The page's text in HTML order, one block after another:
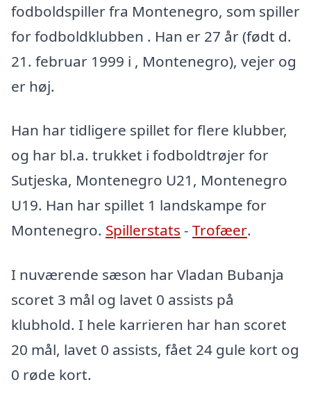
fodboldspiller fra Montenegro, som spiller
for fodboldklubben . Han er 27 år (født d.
21. februar 1999 i , Montenegro), vejer og
er høj.
Han har tidligere spillet for flere klubber,
og har bl.a. trukket i fodboldtrøjer for
Sutjeska, Montenegro U21, Montenegro
U19. Han har spillet 1 landskampe for
Montenegro. Spillerstats - Trofæer.
I nuværende sæson har Vladan Bubanja
scoret 3 mål og lavet 0 assists på
klubhold. I hele karrieren har han scoret
20 mål, lavet 0 assists, fået 24 gule kort og
0 røde kort.